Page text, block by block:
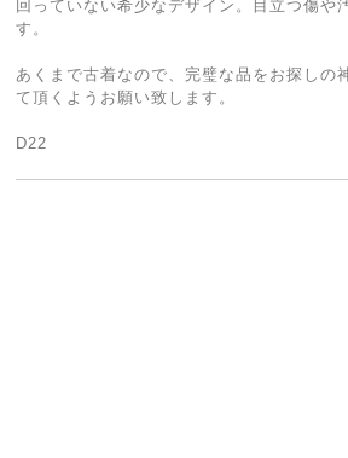
回っていない希少なデザイン。目立つ傷や
す。
あくまで古着なので、完璧な品をお探しの
て頂くようお願い致します。
D22